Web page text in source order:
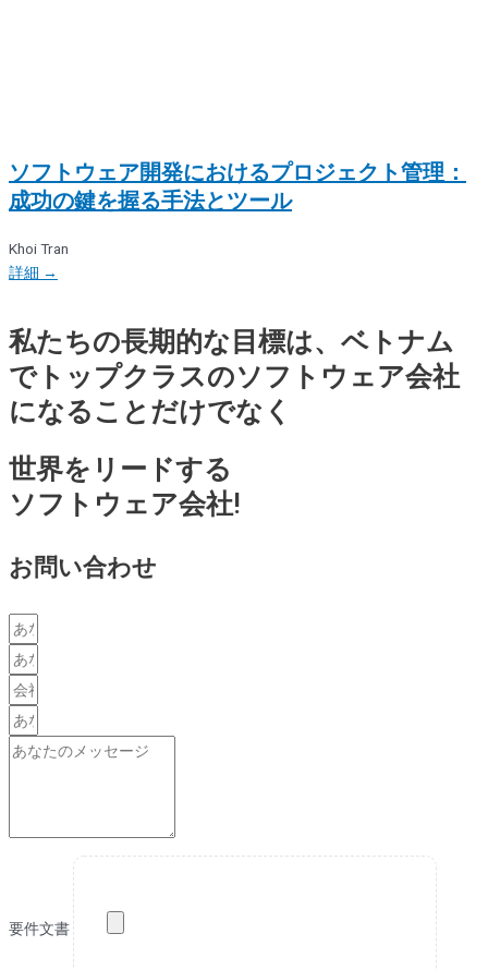
ソフトウェア開発におけるプロジェクト管理：
成功の鍵を握る手法とツール
Khoi Tran
詳細 →
私たちの長期的な目標は、ベトナム
でトップクラスのソフトウェア会社
になることだけでなく
世界をリードする
ソフトウェア会社!
お問い合わせ
要件文書